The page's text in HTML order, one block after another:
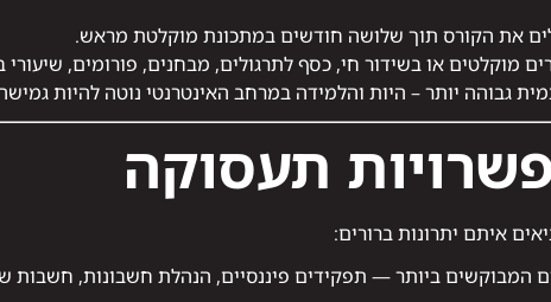
את הקורס תוך שלושה חודשים במתכונת מוקלטת מראש.
מוקלטים או בשידור חי, כסף לתרגולים, מבחנים, פורומים, שיעורי
גבוהה יותר – היות והלמידה במרחב האינטרנטי נוטה להיות
תעסוקה
איתם יתרונות ברורים:
המבוקשים ביותר — תפקידים פיננסיים, הנהלת חשבונות, חשבות